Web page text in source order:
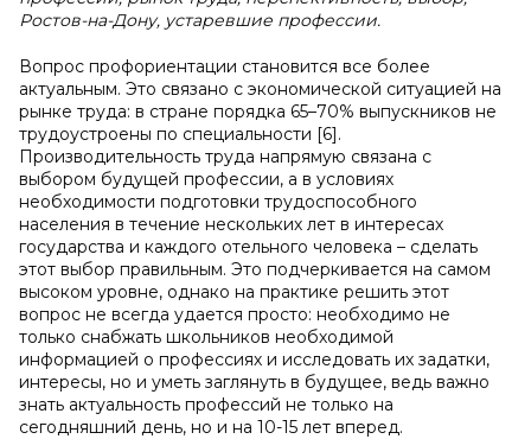
Ростов-на-Дону, устаревшие профессии.
Вопрос профориентации становится все более
актуальным. Это связано с экономической ситуацией на
рынке труда: в стране порядка 65–70% выпускников не
трудоустроены по специальности [6].
Производительность труда напрямую связана с
выбором будущей профессии, а в условиях
необходимости подготовки трудоспособного
населения в течение нескольких лет в интересах
государства и каждого отельного человека – сделать
этот выбор правильным. Это подчеркивается на самом
высоком уровне, однако на практике решить этот
вопрос не всегда удается просто: необходимо не
только снабжать школьников необходимой
информацией о профессиях и исследовать их задатки,
интересы, но и уметь заглянуть в будущее, ведь важно
знать актуальность профессий не только на
сегодняшний день, но и на 10-15 лет вперед.